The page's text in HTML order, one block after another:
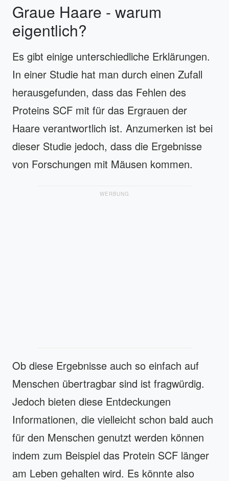
Graue Haare - warum
eigentlich?
Es gibt einige unterschiedliche Erklärungen.
In einer Studie hat man durch einen Zufall
herausgefunden, dass das Fehlen des
Proteins SCF mit für das Ergrauen der
Haare verantwortlich ist. Anzumerken ist bei
dieser Studie jedoch, dass die Ergebnisse
von Forschungen mit Mäusen kommen.
WERBUNG
Ob diese Ergebnisse auch so einfach auf
Menschen übertragbar sind ist fragwürdig.
Jedoch bieten diese Entdeckungen
Informationen, die vielleicht schon bald auch
für den Menschen genutzt werden können
indem zum Beispiel das Protein SCF länger
am Leben gehalten wird. Es könnte also